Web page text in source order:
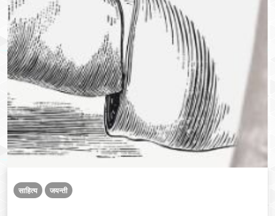
साहित्य जयन्ती